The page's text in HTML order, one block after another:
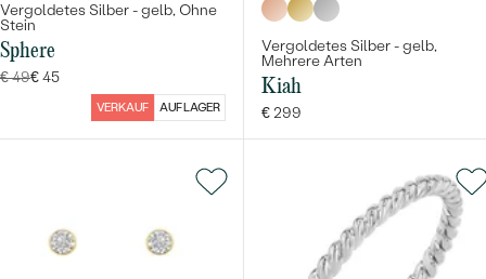
Vergoldetes Silber - gelb, Ohne
Stein
Sphere
€ 49€ 45
VERKAUF AUF LAGER
Vergoldetes Silber - gelb,
Mehrere Arten
Kiah
€ 299